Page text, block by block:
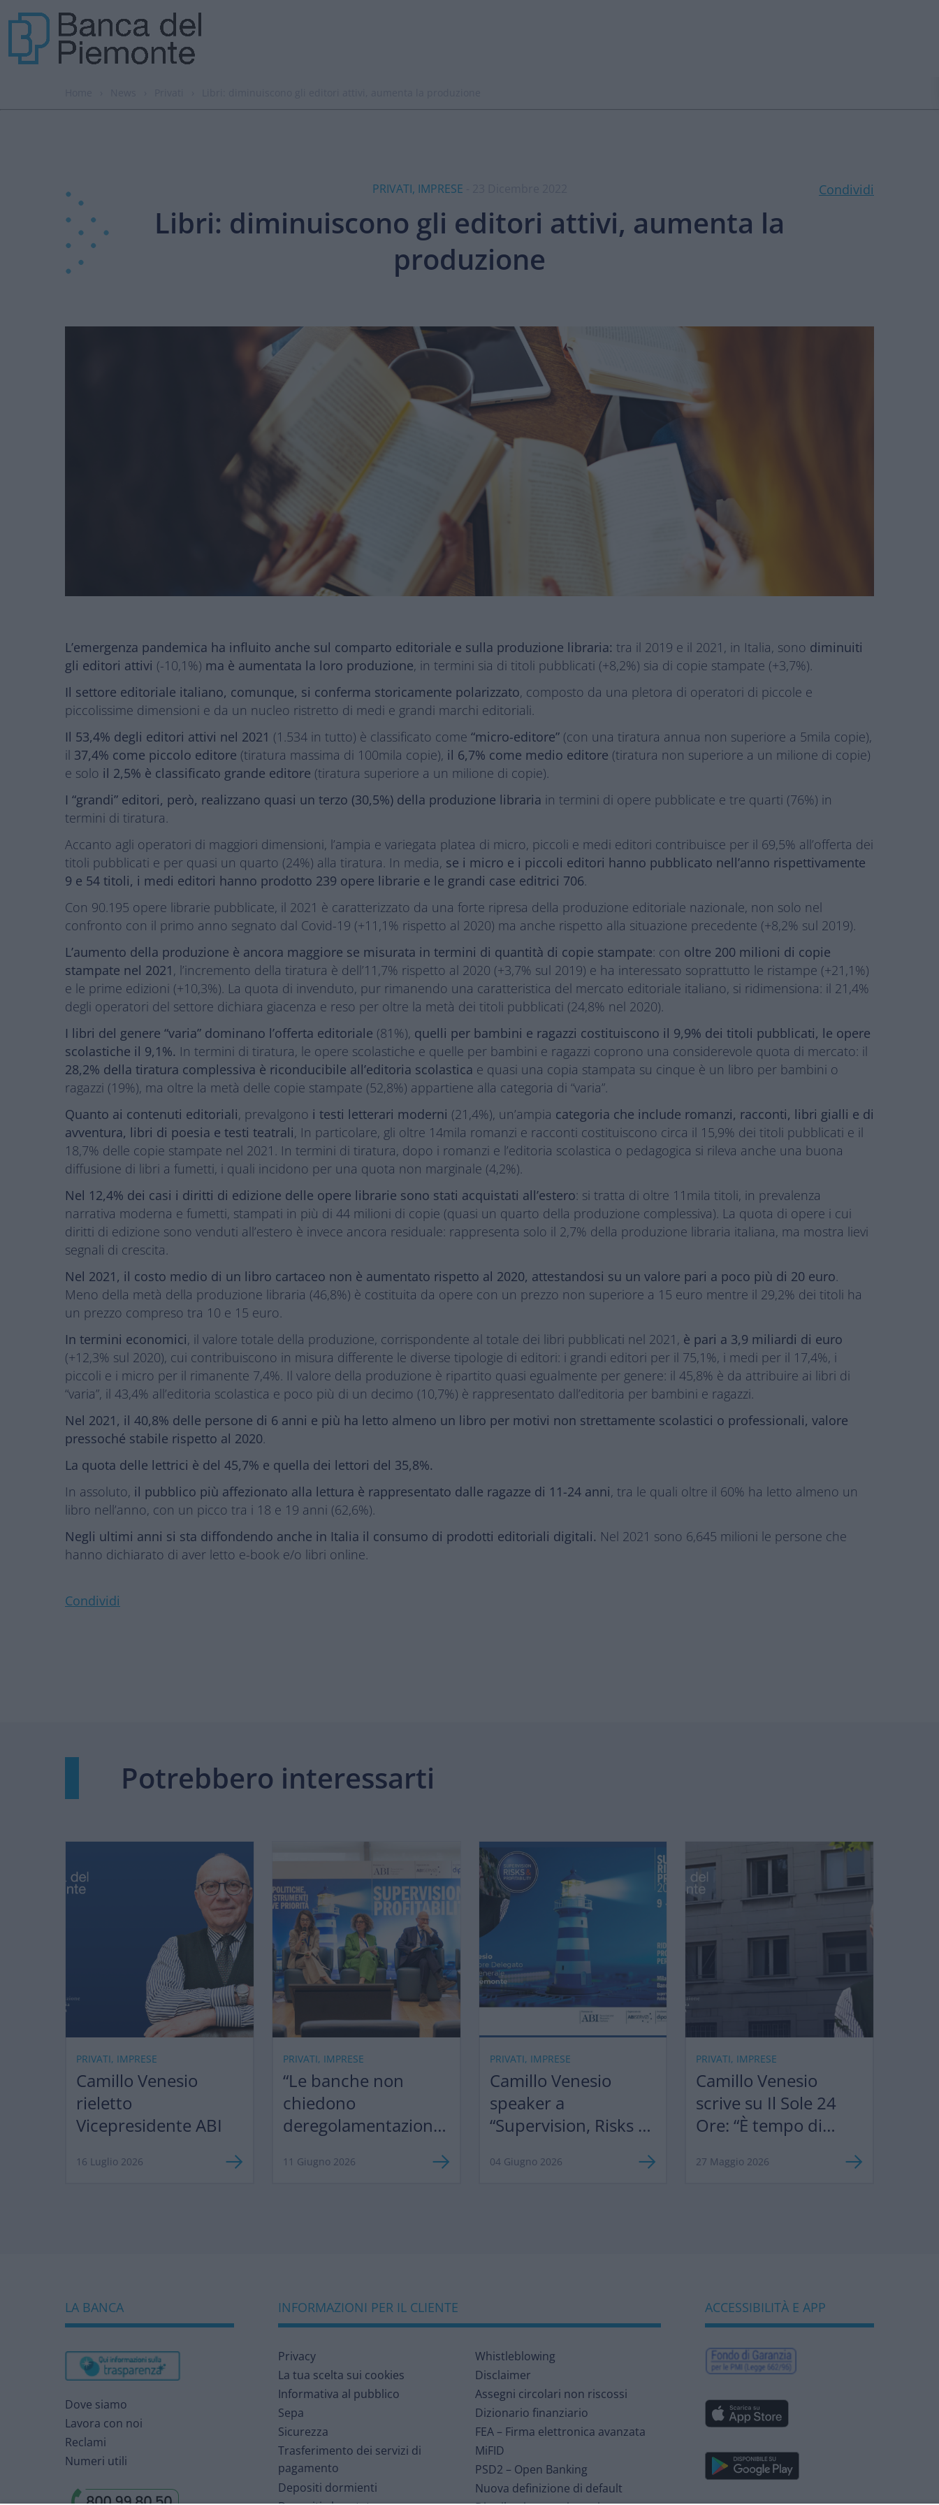
PRIVATI, IMPRESE Condividi
Libri: diminuiscono gli editori attivi, aumenta la
produzione
L’emergenza pandemica ha influito anche sul comparto editoriale e sulla produzione libraria: tra il 2019 e il 2021, in Italia, sono diminuiti
gli editori attivi (-10,1%) ma è aumentata la loro produzione, in termini sia di titoli pubblicati (+8,2%) sia di copie stampate (+3,7%).
Il settore editoriale italiano, comunque, si conferma storicamente polarizzato, composto da una pletora di operatori di piccole e
piccolissime dimensioni e da un nucleo ristretto di medi e grandi marchi editoriali.
Il 53,4% degli editori attivi nel 2021 (1.534 in tutto) è classificato come “micro-editore” (con una tiratura annua non superiore a 5mila copie),
il 37,4% come piccolo editore (tiratura massima di 100mila copie), il 6,7% come medio editore (tiratura non superiore a un milione di copie)
e solo il 2,5% è classificato grande editore (tiratura superiore a un milione di copie).
I “grandi” editori, però, realizzano quasi un terzo (30,5%) della produzione libraria in termini di opere pubblicate e tre quarti (76%) in
termini di tiratura.
Accanto agli operatori di maggiori dimensioni, l’ampia e variegata platea di micro, piccoli e medi editori contribuisce per il 69,5% all’offerta dei
titoli pubblicati e per quasi un quarto (24%) alla tiratura. In media, se i micro e i piccoli editori hanno pubblicato nell’anno rispettivamente
9 e 54 titoli, i medi editori hanno prodotto 239 opere librarie e le grandi case editrici 706.
Con 90.195 opere librarie pubblicate, il 2021 è caratterizzato da una forte ripresa della produzione editoriale nazionale, non solo nel
confronto con il primo anno segnato dal Covid-19 (+11,1% rispetto al 2020) ma anche rispetto alla situazione precedente (+8,2% sul 2019).
L’aumento della produzione è ancora maggiore se misurata in termini di quantità di copie stampate: con oltre 200 milioni di copie
stampate nel 2021 , l’incremento della tiratura è dell’11,7% rispetto al 2020 (+3,7% sul 2019) e ha interessato soprattutto le ristampe (+21,1%)
e le prime edizioni (+10,3%). La quota di invenduto, pur rimanendo una caratteristica del mercato editoriale italiano, si ridimensiona: il 21,4%
degli operatori del settore dichiara giacenza e reso per oltre la metà dei titoli pubblicati (24,8% nel 2020).
I libri del genere “varia” dominano l’offerta editoriale (81%), quelli per bambini e ragazzi costituiscono il 9,9% dei titoli pubblicati, le opere
scolastiche il 9,1%. In termini di tiratura, le opere scolastiche e quelle per bambini e ragazzi coprono una considerevole quota di mercato: il
28,2% della tiratura complessiva è riconducibile all’editoria scolastica e quasi una copia stampata su cinque è un libro per bambini o
ragazzi (19%), ma oltre la metà delle copie stampate (52,8%) appartiene alla categoria di “varia”.
Quanto ai contenuti editoriali, prevalgono i testi letterari moderni (21,4%), un’ampia categoria che include romanzi, racconti, libri gialli e di
avventura, libri di poesia e testi teatrali, In particolare, gli oltre 14mila romanzi e racconti costituiscono circa il 15,9% dei titoli pubblicati e il
18,7% delle copie stampate nel 2021. In termini di tiratura, dopo i romanzi e l’editoria scolastica o pedagogica si rileva anche una buona
diffusione di libri a fumetti, i quali incidono per una quota non marginale (4,2%).
Nel 12,4% dei casi i diritti di edizione delle opere librarie sono stati acquistati all’estero: si tratta di oltre 11mila titoli, in prevalenza
narrativa moderna e fumetti, stampati in più di 44 milioni di copie (quasi un quarto della produzione complessiva). La quota di opere i cui
diritti di edizione sono venduti all’estero è invece ancora residuale: rappresenta solo il 2,7% della produzione libraria italiana, ma mostra lievi
segnali di crescita.
Nel 2021, il costo medio di un libro cartaceo non è aumentato rispetto al 2020, attestandosi su un valore pari a poco più di 20 euro.
Meno della metà della produzione libraria (46,8%) è costituita da opere con un prezzo non superiore a 15 euro mentre il 29,2% dei titoli ha
un prezzo compreso tra 10 e 15 euro.
In termini economici, il valore totale della produzione, corrispondente al totale dei libri pubblicati nel 2021, è pari a 3,9 miliardi di euro
(+12,3% sul 2020), cui contribuiscono in misura differente le diverse tipologie di editori: i grandi editori per il 75,1%, i medi per il 17,4%, i
piccoli e i micro per il rimanente 7,4%. Il valore della produzione è ripartito quasi egualmente per genere: il 45,8% è da attribuire ai libri di
“varia”, il 43,4% all’editoria scolastica e poco più di un decimo (10,7%) è rappresentato dall’editoria per bambini e ragazzi.
Nel 2021, il 40,8% delle persone di 6 anni e più ha letto almeno un libro per motivi non strettamente scolastici o professionali, valore
pressoché stabile rispetto al 2020.
La quota delle lettrici è del 45,7% e quella dei lettori del 35,8%.
In assoluto, il pubblico più affezionato alla lettura è rappresentato dalle ragazze di 11-24 anni, tra le quali oltre il 60% ha letto almeno un
libro nell’anno, con un picco tra i 18 e 19 anni (62,6%).
Negli ultimi anni si sta diffondendo anche in Italia il consumo di prodotti editoriali digitali. Nel 2021 sono 6,645 milioni le persone che
hanno dichiarato di aver letto e-book e/o libri online.
Condividi
Potrebbero interessarti
PRIVATI, IMPRESE
Camillo Venesio
rieletto
Vicepresidente ABI
16 Luglio 2026
PRIVATI, IMPRESE
“Le banche non
chiedono
deregolamentazione,
11 Giugno 2026
PRIVATI, IMPRESE
Camillo Venesio
speaker a
“Supervision, Risks &
04 Giugno 2026
PRIVATI, IMPRESE
Camillo Venesio
scrive su Il Sole 24
Ore: “È tempo di
norme europee per
27 Maggio 2026
LA BANCA
Dove siamo
Lavora con noi
Reclami
Numeri utili
INFORMAZIONI PER IL CLIENTE
Privacy
La tua scelta sui cookies
Informativa al pubblico
Sepa
Sicurezza
Trasferimento dei servizi di
pagamento
Depositi dormienti
Whistleblowing
Disclaimer
Assegni circolari non riscossi
Dizionario finanziario
FEA – Firma elettronica avanzata
MiFID
PSD2 – Open Banking
Nuova definizione di default
ACCESSIBILITÀ E APP